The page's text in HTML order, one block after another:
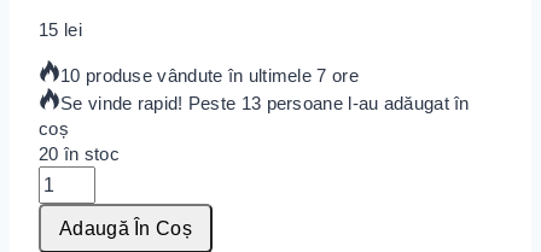
15 lei
10 produse vândute în ultimele 7 ore
Se vinde rapid! Peste 13 persoane l-au adăugat în
coș
20 în stoc
Adaugă În Coș